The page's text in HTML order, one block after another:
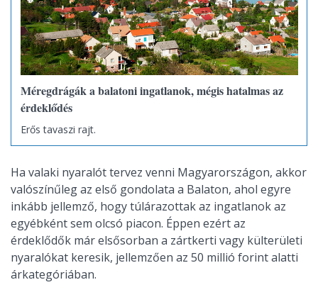
Méregdrágák a balatoni ingatlanok, mégis hatalmas az
érdeklődés
Erős tavaszi rajt.
Ha valaki nyaralót tervez venni Magyarországon, akkor
valószínűleg az első gondolata a Balaton, ahol egyre
inkább jellemző, hogy túlárazottak az ingatlanok az
egyébként sem olcsó piacon. Éppen ezért az
érdeklődők már elsősorban a zártkerti vagy külterületi
nyaralókat keresik, jellemzően az 50 millió forint alatti
árkategóriában.